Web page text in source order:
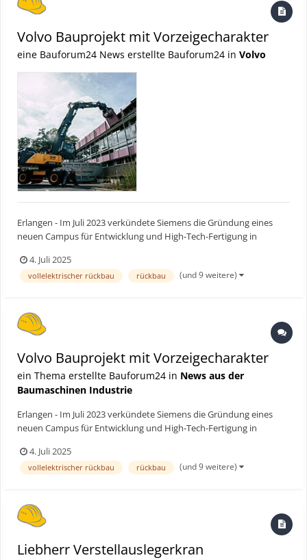
Volvo Bauprojekt mit Vorzeigecharakter
eine Bauforum24 News erstellte Bauforum24 in Volvo
Erlangen - Im Juli 2023 verkündete Siemens die Gründung eines
neuen Campus für Entwicklung und High-Tech-Fertigung in
Ausbau von Forschungs- und Fertigungskapazitäten. Damit
entwickelt Siemens den Standort zum weltweiten Forschungs-
4. Juli 2025
vollelektrischer rückbau rückbau (und 9 weitere)
Volvo Bauprojekt mit Vorzeigecharakter
ein Thema erstellte Bauforum24 in News aus der
Baumaschinen Industrie
Erlangen - Im Juli 2023 verkündete Siemens die Gründung eines
neuen Campus für Entwicklung und High-Tech-Fertigung in
Ausbau von Forschungs- und Fertigungskapazitäten. Damit
entwickelt Siemens den Standort zum weltweiten Forschungs-
4. Juli 2025
vollelektrischer rückbau rückbau (und 9 weitere)
Liebherr Verstellauslegerkran